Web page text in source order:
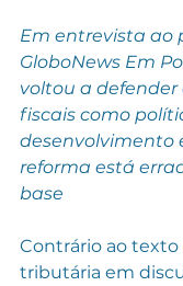
Em entrevista ao
GloboNews Em
voltou a defender
fiscais como
desenvolvimento
reforma está
base
Contrário ao texto
tributária em